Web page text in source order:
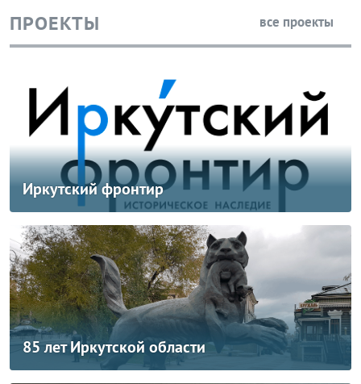
ПРОЕКТЫ все проекты
Иркутский фронтир
85 лет Иркутской области